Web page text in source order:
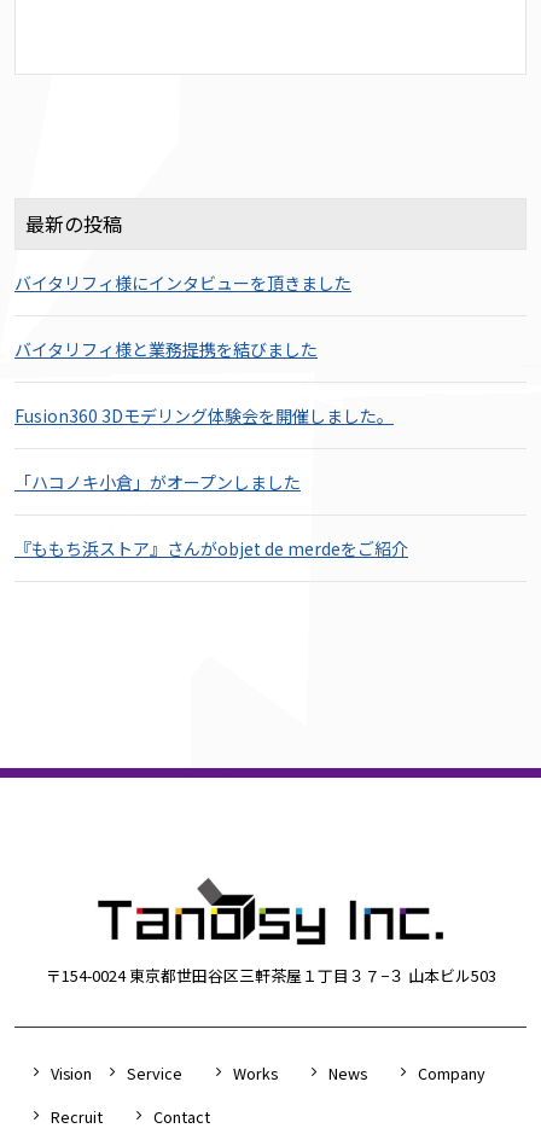
最新の投稿
バイタリフィ様にインタビューを頂きました
バイタリフィ様と業務提携を結びました
Fusion360 3Dモデリング体験会を開催しました。
「ハコノキ小倉」がオープンしました
『ももち浜ストア』さんがobjet de merdeをご紹介
〒154-0024 東京都世田谷区三軒茶屋１丁目３７−３ 山本ビル503
Vision Service Works News
Company
Recruit
Contact